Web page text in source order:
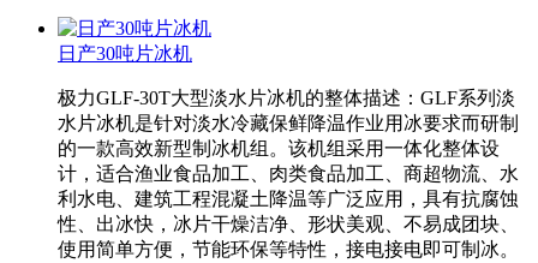
日产30吨片冰机
极力GLF-30T大型淡水片冰机的整体描述：GLF系列淡
水片冰机是针对淡水冷藏保鲜降温作业用冰要求而研制
的一款高效新型制冰机组。该机组采用一体化整体设
计，适合渔业食品加工、肉类食品加工、商超物流、水
利水电、建筑工程混凝土降温等广泛应用，具有抗腐蚀
性、出冰快，冰片干燥洁净、形状美观、不易成团块、
使用简单方便，节能环保等特性，接电接电即可制冰。